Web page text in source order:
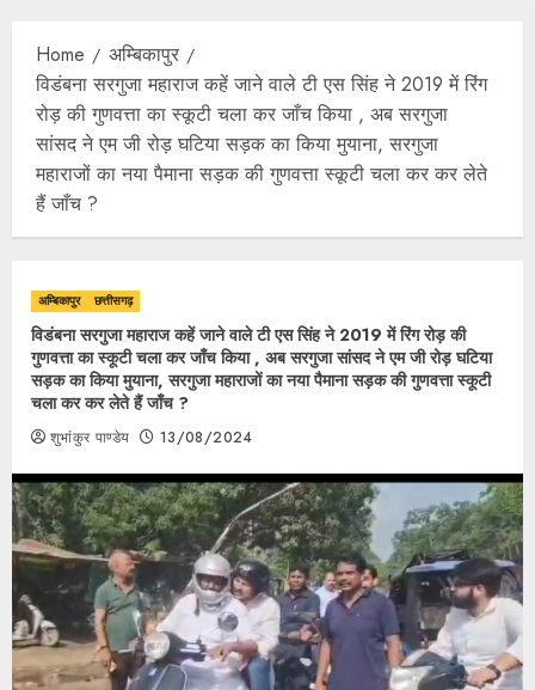
Home
अम्बिकापुर
विडंबना सरगुजा महाराज कहें जाने वाले टी एस सिंह ने 2019 में रिंग
रोड़ की गुणवत्ता का स्कूटी चला कर जाँच किया , अब सरगुजा
सांसद ने एम जी रोड़ घटिया सड़क का किया मुयाना, सरगुजा
महाराजों का नया पैमाना सड़क की गुणवत्ता स्कूटी चला कर कर लेते
हैं जाँच ?
अम्बिकापुर छत्तीसगढ़
विडंबना सरगुजा महाराज कहें जाने वाले टी एस सिंह ने 2019 में रिंग रोड़ की
गुणवत्ता का स्कूटी चला कर जाँच किया , अब सरगुजा सांसद ने एम जी रोड़ घटिया
सड़क का किया मुयाना, सरगुजा महाराजों का नया पैमाना सड़क की गुणवत्ता स्कूटी
चला कर कर लेते हैं जाँच ?
शुभांकुर पाण्डेय 13/08/2024